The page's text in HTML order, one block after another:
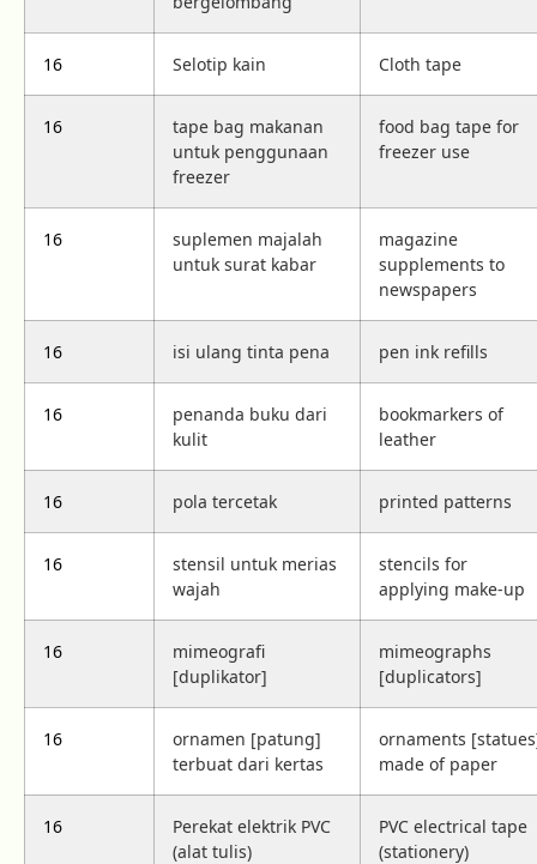
16 Selotip kain Cloth tape
16
tape bag makanan
untuk penggunaan
freezer
food bag tape for
freezer use
16
suplemen majalah
untuk surat kabar
magazine
supplements to
newspapers
16 isi ulang tinta pena pen ink refills
16
penanda buku dari
kulit
bookmarkers of
leather
16 pola tercetak printed patterns
16
stensil untuk merias
wajah
stencils for
applying make-up
16
mimeografi
[duplikator]
mimeographs
[duplicators]
16
ornamen [patung]
terbuat dari kertas
ornaments
made of paper
16
Perekat elektrik PVC
(alat tulis)
PVC electrical tape
(stationery)